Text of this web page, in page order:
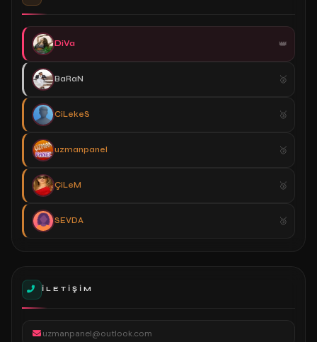
DiVa
BaRaN
CiLekeS
uzmanpanel
ÇiLeM
SEVDA
İLETIŞIM
uzmanpanel@outlook.com